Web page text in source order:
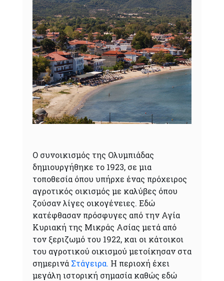
Ο συνοικισμός της Ολυμπιάδας
δημιουργήθηκε το 1923, σε μια
τοποθεσία όπου υπήρχε ένας πρόχειρος
αγροτικός οικισμός με καλύβες όπου
ζούσαν λίγες οικογένειες. Εδώ
κατέφθασαν πρόσφυγες από την Αγία
Κυριακή της Μικράς Ασίας μετά από
τον ξεριζωμό του 1922, και οι κάτοικοι
του αγροτικού οικισμού μετοίκησαν στα
σημερινά Στάγειρα. Η περιοχή έχει
μεγάλη ιστορική σημασία καθώς εδώ